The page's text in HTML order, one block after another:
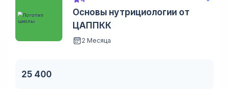
Основы нутрициологии от
ЦАППКК
2 Месяца
25 400